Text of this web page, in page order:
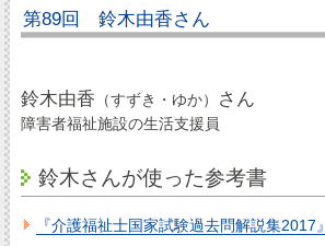
第89回 鈴木由香さん
鈴木由香 （すずき・ゆか） さん
障害者福祉施設の生活支援員
鈴木さんが使った参考書
『介護福祉士国家試験過去問解説集2017』